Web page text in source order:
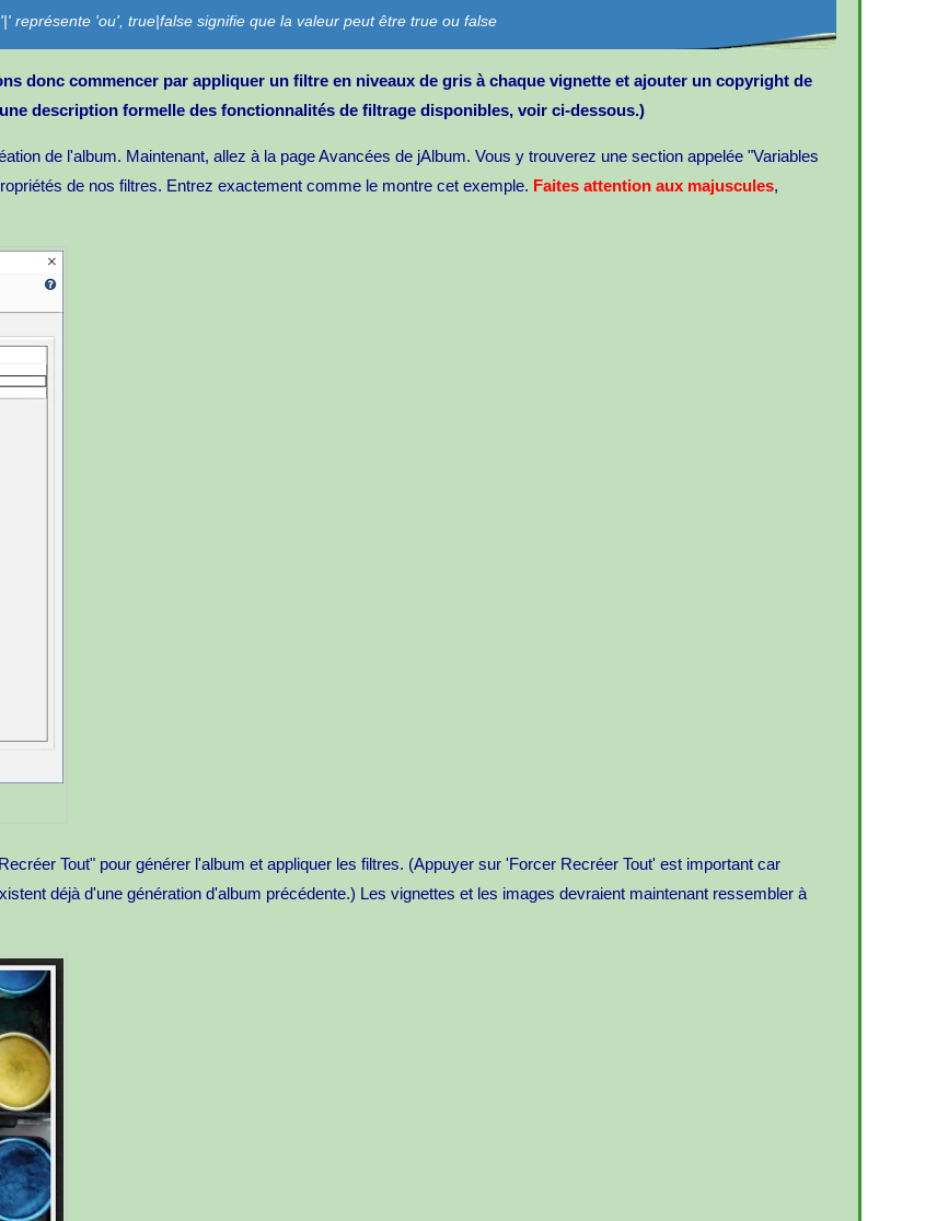
représente 'ou', true|false signifie que la valeur peut être true ou false
donc commencer par appliquer un filtre en niveaux de gris à chaque vignette et ajouter un copyright de
description formelle des fonctionnalités de filtrage disponibles, voir ci-dessous.)
de l'album. Maintenant, allez à la page Avancées de jAlbum. Vous y trouverez une section appelée "Variables
de nos filtres. Entrez exactement comme le montre cet exemple. Faites attention aux majuscules,
Tout" pour générer l'album et appliquer les filtres. (Appuyer sur 'Forcer Recréer Tout' est important car
déjà d'une génération d'album précédente.) Les vignettes et les images devraient maintenant ressembler à